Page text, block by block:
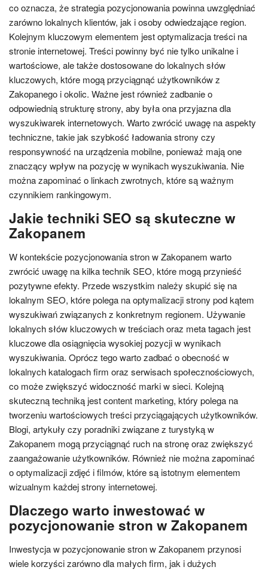
co oznacza, że strategia pozycjonowania powinna uwzględniać
zarówno lokalnych klientów, jak i osoby odwiedzające region.
Kolejnym kluczowym elementem jest optymalizacja treści na
stronie internetowej. Treści powinny być nie tylko unikalne i
wartościowe, ale także dostosowane do lokalnych słów
kluczowych, które mogą przyciągnąć użytkowników z
Zakopanego i okolic. Ważne jest również zadbanie o
odpowiednią strukturę strony, aby była ona przyjazna dla
wyszukiwarek internetowych. Warto zwrócić uwagę na aspekty
techniczne, takie jak szybkość ładowania strony czy
responsywność na urządzenia mobilne, ponieważ mają one
znaczący wpływ na pozycję w wynikach wyszukiwania. Nie
można zapominać o linkach zwrotnych, które są ważnym
czynnikiem rankingowym.
Jakie techniki SEO są skuteczne w
Zakopanem
W kontekście pozycjonowania stron w Zakopanem warto
zwrócić uwagę na kilka technik SEO, które mogą przynieść
pozytywne efekty. Przede wszystkim należy skupić się na
lokalnym SEO, które polega na optymalizacji strony pod kątem
wyszukiwań związanych z konkretnym regionem. Używanie
lokalnych słów kluczowych w treściach oraz meta tagach jest
kluczowe dla osiągnięcia wysokiej pozycji w wynikach
wyszukiwania. Oprócz tego warto zadbać o obecność w
lokalnych katalogach firm oraz serwisach społecznościowych,
co może zwiększyć widoczność marki w sieci. Kolejną
skuteczną techniką jest content marketing, który polega na
tworzeniu wartościowych treści przyciągających użytkowników.
Blogi, artykuły czy poradniki związane z turystyką w
Zakopanem mogą przyciągnąć ruch na stronę oraz zwiększyć
zaangażowanie użytkowników. Również nie można zapominać
o optymalizacji zdjęć i filmów, które są istotnym elementem
wizualnym każdej strony internetowej.
Dlaczego warto inwestować w
pozycjonowanie stron w Zakopanem
Inwestycja w pozycjonowanie stron w Zakopanem przynosi
wiele korzyści zarówno dla małych firm, jak i dużych